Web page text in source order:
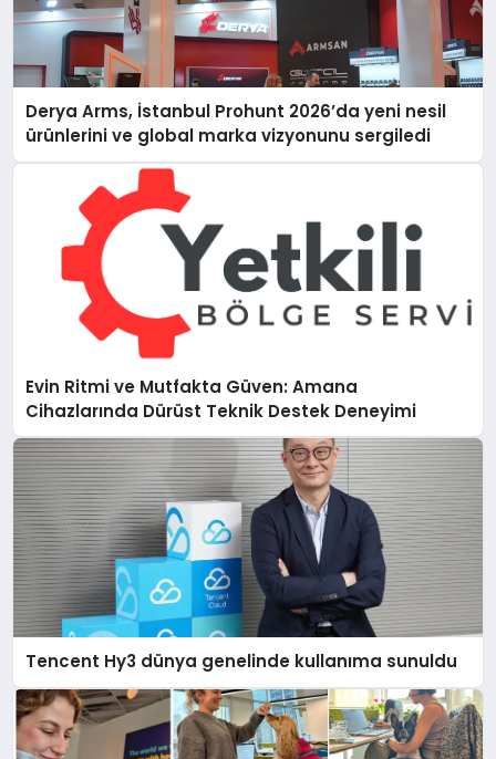
Derya Arms, İstanbul Prohunt 2026’da yeni nesil
ürünlerini ve global marka vizyonunu sergiledi
Evin Ritmi ve Mutfakta Güven: Amana
Cihazlarında Dürüst Teknik Destek Deneyimi
Tencent Hy3 dünya genelinde kullanıma sunuldu